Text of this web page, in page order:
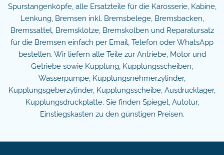
Spurstangenköpfe, alle Ersatzteile für die Karosserie, Kabine,
Lenkung, Bremsen inkl. Bremsbelege, Bremsbacken,
Bremssattel, Bremsklötze, Bremskolben und Reparatursatz
für die Bremsen einfach per Email, Telefon oder WhatsApp
bestellen. Wir liefern alle Teile zur Antriebe, Motor und
Getriebe sowie Kupplung, Kupplungsscheiben,
Wasserpumpe, Kupplungsnehmerzylinder,
Kupplungsgeberzylinder, Kupplungsscheibe, Ausdrücklager,
Kupplungsdruckplatte. Sie finden Spiegel, Autotür,
Einstiegskasten zu den günstigen Preisen.